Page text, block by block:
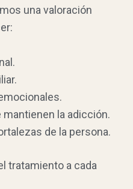
una valoración
la adicción.
de la persona.
tratamiento a cada